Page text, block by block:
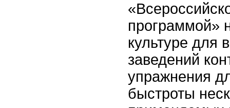
программой»
культуре для
заведений
упражнения
быстроты